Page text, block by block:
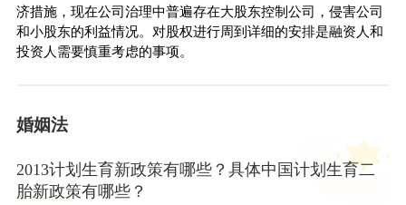
济措施，现在公司治理中普遍存在大股东控制公司，侵害公司
和小股东的利益情况。对股权进行周到详细的安排是融资人和
投资人需要慎重考虑的事项。
婚姻法
2013计划生育新政策有哪些？具体中国计划生育二
胎新政策有哪些？